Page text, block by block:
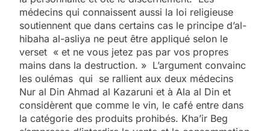
médecins qui connaissent aussi la loi religieuse
soutiennent que dans certains cas le principe d’al-
hibaha al-asliya ne peut être appliqué selon le
verset « et ne vous jetez pas par vos propres
mains dans la destruction. » L’argument convainc
les oulémas qui se rallient aux deux médecins
Nur al Din Ahmad al Kazaruni et à Ala al Din et
considèrent que comme le vin, le café entre dans
la catégorie des produits prohibés. Kha’ir Beg